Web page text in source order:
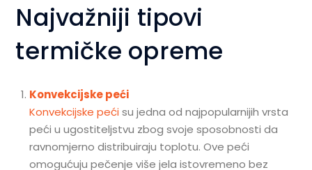
Najvažniji tipovi
termičke opreme
Konvekcijske peći
Konvekcijske pećisu jedna od najpopularnijih vrsta
peći u ugostiteljstvu zbog svoje sposobnosti da
ravnomjerno distribuiraju toplotu. Ove peći
omogućuju pečenje više jela istovremeno bez